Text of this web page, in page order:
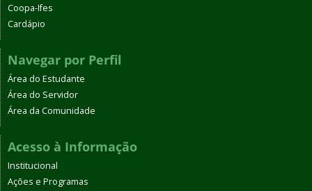
Coopa-Ifes
Cardápio
Navegar por Perfil
Área do Estudante
Área do Servidor
Área da Comunidade
Acesso à Informação
Institucional
Ações e Programas